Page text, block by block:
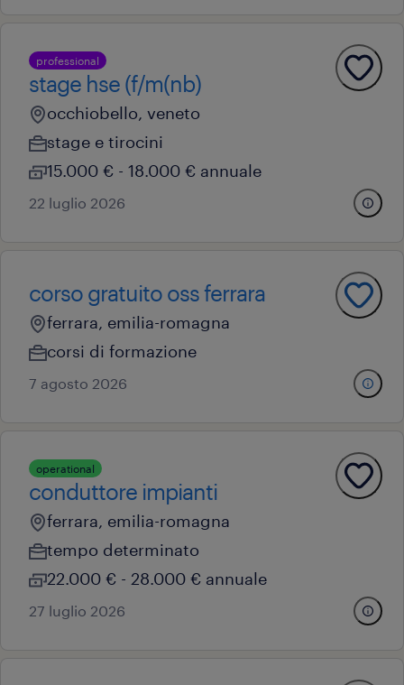
professional
stage hse (f/m(nb)
occhiobello, veneto
stage e tirocini
15.000 € - 18.000 € annuale
22 luglio 2026
corso gratuito oss ferrara
ferrara, emilia-romagna
corsi di formazione
7 agosto 2026
operational
conduttore impianti
ferrara, emilia-romagna
tempo determinato
22.000 € - 28.000 € annuale
27 luglio 2026